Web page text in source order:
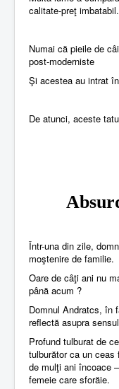
calitate-preţ imbatabil.
Numai că pieile de
post-moderniste
Şi acestea au intrat
De atunci, aceste
Într-una din zile,
moştenire de familie.
Oare de câţi ani nu
până acum ?
Domnul Andratcs, în
reflectă asupra
Profund tulburat de
tulburător ca un
de mulţi ani încoace
femeie care sforăie.